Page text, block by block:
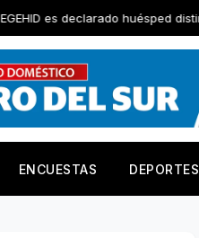
huésped distinguido por
ENCUESTAS DEPORTES